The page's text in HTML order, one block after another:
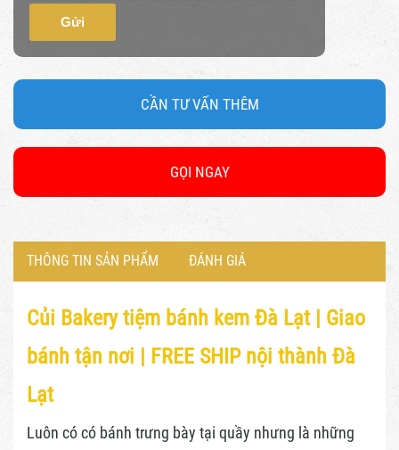
Gửi
CẦN TƯ VẤN THÊM
GỌI NGAY
THÔNG TIN SẢN PHẨM ĐÁNH GIÁ
Củi Bakery tiệm bánh kem Đà Lạt | Giao
bánh tận nơi | FREE SHIP nội thành Đà
Lạt
Luôn có có bánh trưng bày tại quầy nhưng là những